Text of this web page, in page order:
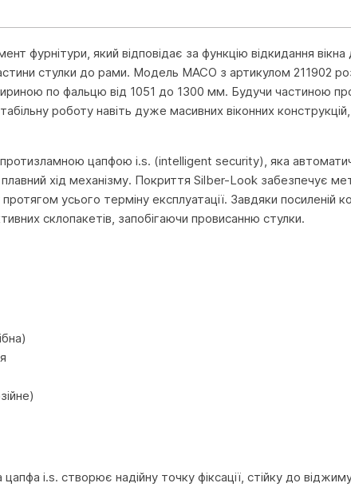
фурнітури, який відповідає за функцію відкидання
стулки до рами. Модель MACO з артикулом 211902
по фальцю від 1051 до 1300 мм. Будучи частиною
роботу навіть дуже масивних віконних
цапфою i.s. (intelligent security), яка
хід механізму. Покриття Silber-Look забезпечує
усього терміну експлуатації. Завдяки посиленій
склопакетів, запобігаючи провисанню стулки.
i.s. створює надійну точку фіксації, стійку до